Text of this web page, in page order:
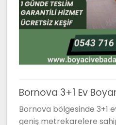
Bornova 3+1 Ev
Bornova bölgesinde 3+1
geniş metrekarelere